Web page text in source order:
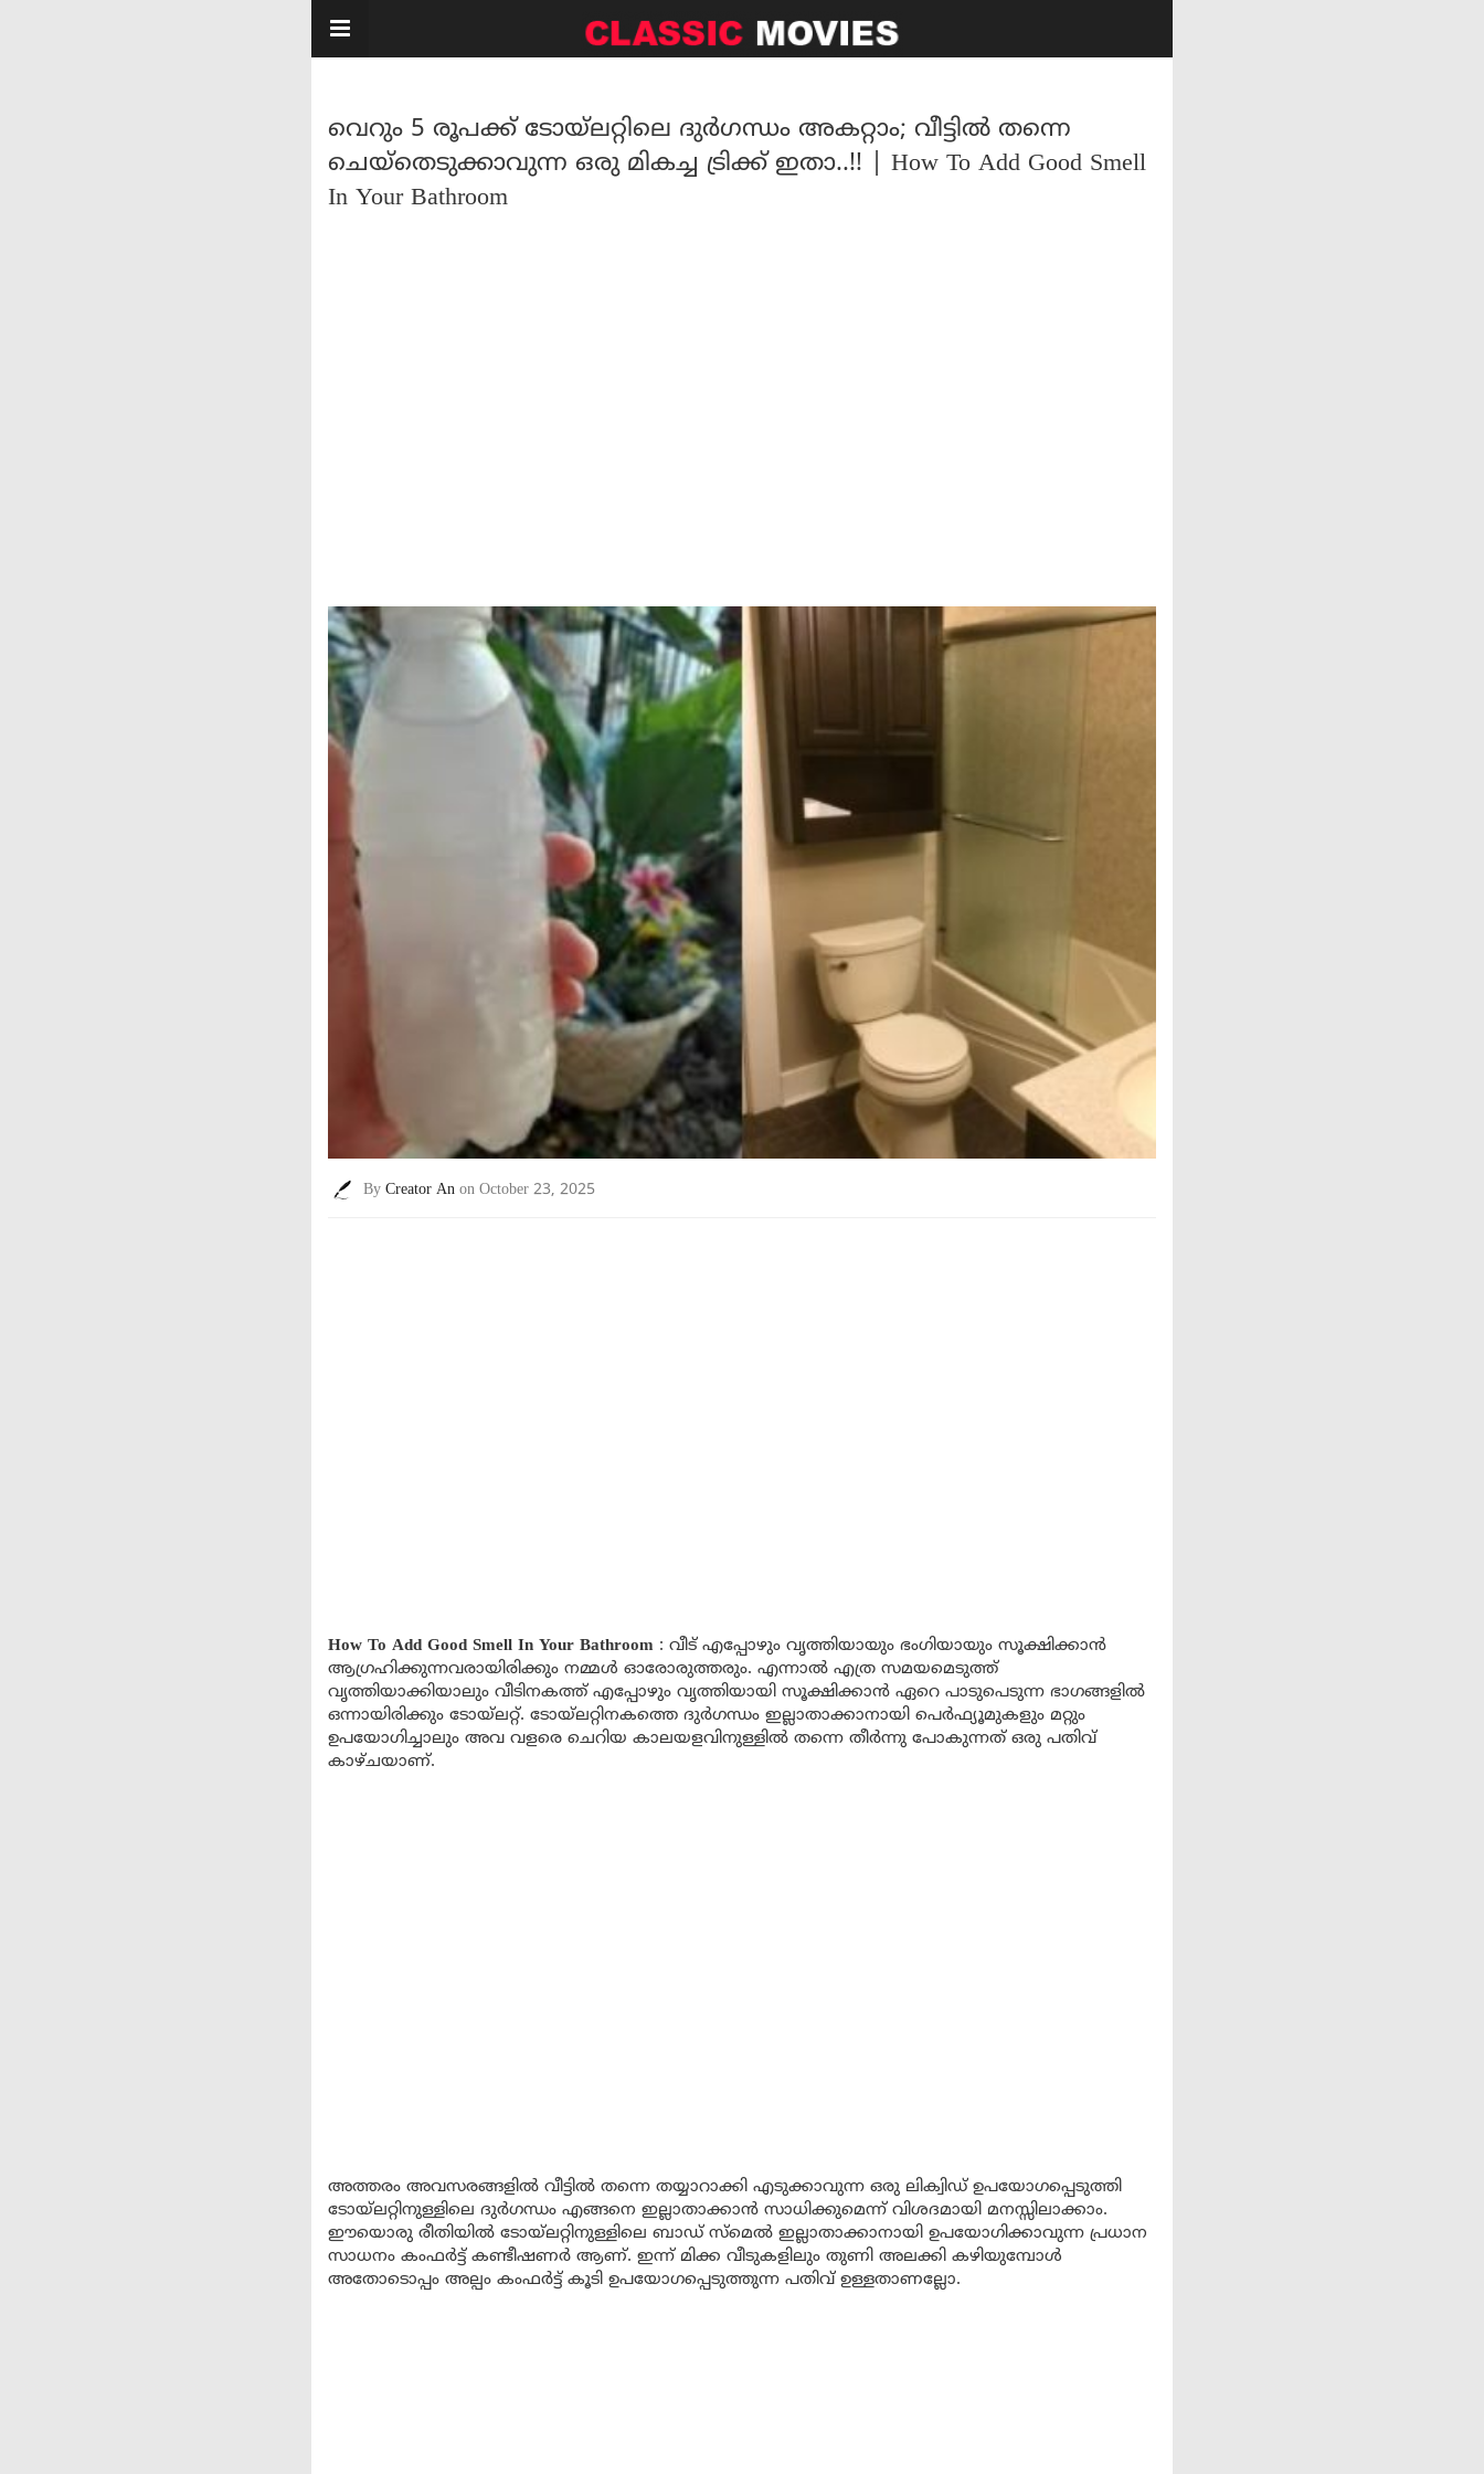
വെറും 5 രൂപക്ക് ടോയ്ലറ്റിലെ ദുർഗന്ധം അകറ്റാം; വീട്ടിൽ തന്നെ
ചെയ്തെടുക്കാവുന്ന ഒരു മികച്ച ട്രിക്ക് ഇതാ..!! | How To Add Good Smell
In Your Bathroom
By Creator An on October 23, 2025
How To Add Good Smell In Your Bathroom : വീട് എപ്പോഴും വൃത്തിയായും ഭംഗിയായും സൂക്ഷിക്കാൻ
ആഗ്രഹിക്കുന്നവരായിരിക്കും നമ്മൾ ഓരോരുത്തരും. എന്നാൽ എത്ര സമയമെടുത്ത്
വൃത്തിയാക്കിയാലും വീടിനകത്ത് എപ്പോഴും വൃത്തിയായി സൂക്ഷിക്കാൻ ഏറെ പാടുപെടുന്ന ഭാഗങ്ങളിൽ
ഒന്നായിരിക്കും ടോയ്‌ലറ്റ്. ടോയ്ലറ്റിനകത്തെ ദുർഗന്ധം ഇല്ലാതാക്കാനായി പെർഫ്യൂമുകളും മറ്റും
ഉപയോഗിച്ചാലും അവ വളരെ ചെറിയ കാലയളവിനുള്ളിൽ തന്നെ തീർന്നു പോകുന്നത് ഒരു പതിവ്
കാഴ്ചയാണ്.
അത്തരം അവസരങ്ങളിൽ വീട്ടിൽ തന്നെ തയ്യാറാക്കി എടുക്കാവുന്ന ഒരു ലിക്വിഡ് ഉപയോഗപ്പെടുത്തി
ടോയ്‌ലറ്റിനുള്ളിലെ ദുർഗന്ധം എങ്ങനെ ഇല്ലാതാക്കാൻ സാധിക്കുമെന്ന് വിശദമായി മനസ്സിലാക്കാം.
ഈയൊരു രീതിയിൽ ടോയ്‌ലറ്റിനുള്ളിലെ ബാഡ് സ്മെൽ ഇല്ലാതാക്കാനായി ഉപയോഗിക്കാവുന്ന പ്രധാന
സാധനം കംഫർട്ട് കണ്ടീഷണർ ആണ്. ഇന്ന് മിക്ക വീടുകളിലും തുണി അലക്കി കഴിയുമ്പോൾ
അതോടൊപ്പം അല്പം കംഫർട്ട് കൂടി ഉപയോഗപ്പെടുത്തുന്ന പതിവ് ഉള്ളതാണല്ലോ.